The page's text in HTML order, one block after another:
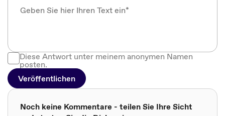
Diese Antwort unter meinem anonymen Namen
posten.
Veröffentlichen
Noch keine Kommentare - teilen Sie Ihre Sicht